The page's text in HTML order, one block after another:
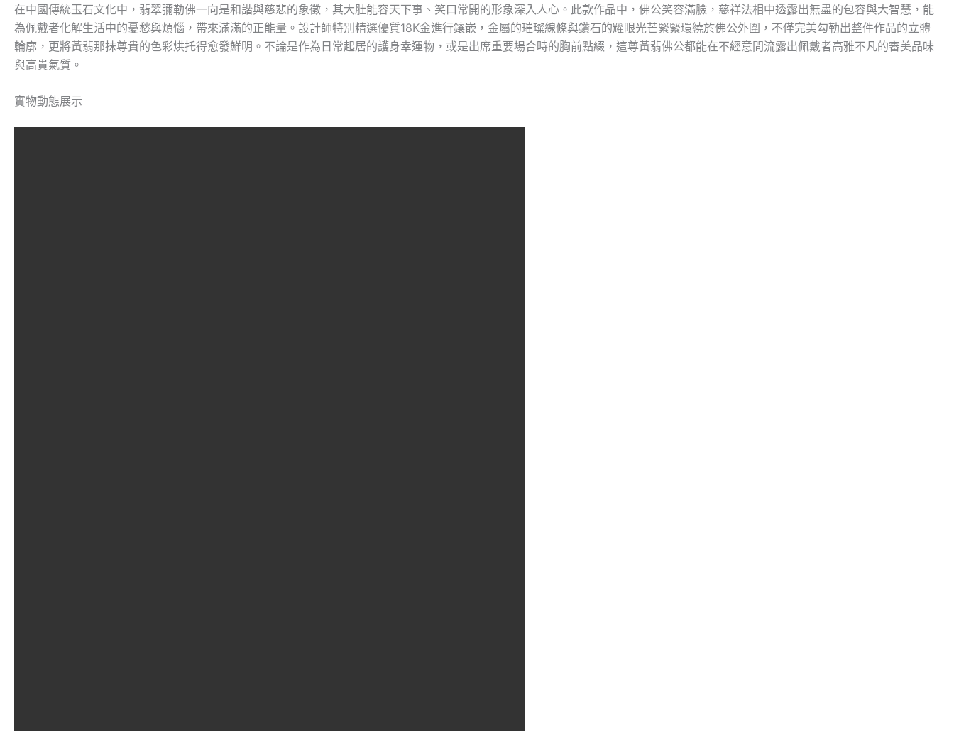
在中國傳統玉石文化中，翡翠彌勒佛一向是和諧與慈悲的象徵，其大肚能容天下事、笑口常開的形象深入人心。此款作品中，佛公笑容滿臉，慈祥法相中透露出無盡的包容與大智慧，能
為佩戴者化解生活中的憂愁與煩惱，帶來滿滿的正能量。設計師特別精選優質18K金進行鑲嵌，金屬的璀璨線條與鑽石的耀眼光芒緊緊環繞於佛公外圍，不僅完美勾勒出整件作品的立體
輪廓，更將黃翡那抹尊貴的色彩烘托得愈發鮮明。不論是作為日常起居的護身幸運物，或是出席重要場合時的胸前點綴，這尊黃翡佛公都能在不經意間流露出佩戴者高雅不凡的審美品味
與高貴氣質。
實物動態展示